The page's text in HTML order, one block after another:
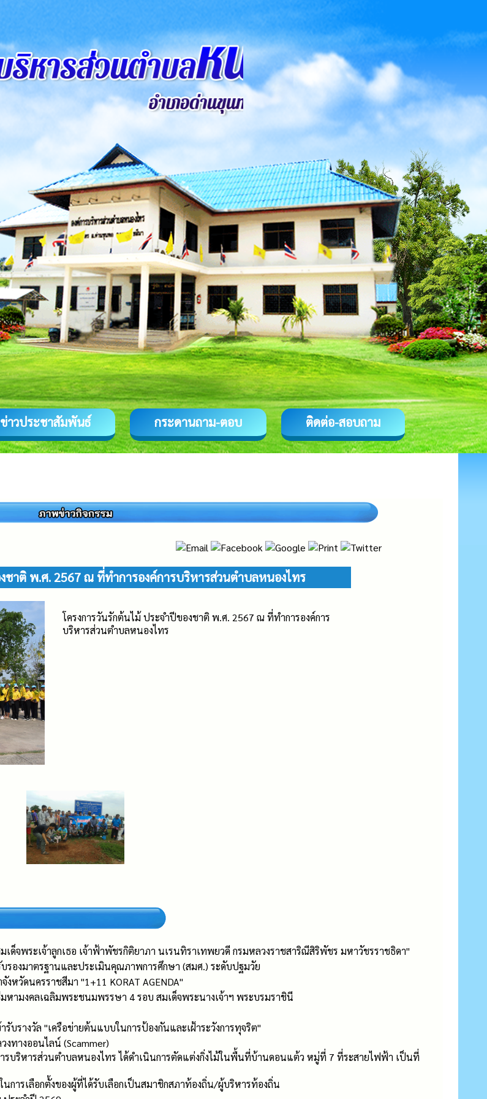
ข่าวประชาสัมพันธ์ กระดานถาม-ตอบ ติดต่อ-สอบถาม
ชาติ พ.ศ. 2567 ณ ที่ทำการองค์การบริหารส่วนตำบลหนองไทร
โครงการวันรักต้นไม้ ประจำปีของชาติ พ.ศ. 2567 ณ ที่ทำการองค์การ
บริหารส่วนตำบลหนองไทร
ด็จพระเจ้าลูกเธอ เจ้าฟ้าพัชรกิติยาภา นเรนทิราเทพยวดี กรมหลวงราชสาริณีสิริพัชร มหาวัชรราชธิดา"
รองมาตรฐานและประเมินคุณภาพการศึกษา (สมศ.) ระดับปฐมวัย
หวัดนครราชสีมา "1+11 KORAT AGENDA"
หามงคลเฉลิมพระชนมพรรษา 4 รอบ สมเด็จพระนางเจ้าฯ พระบรมราชินี
บรางวัล "เครือข่ายต้นแบบในการป้องกันและเฝ้าระวังการทุจริต"
งทางออนไลน์ (Scammer)
รบริหารส่วนตำบลหนองไทร ได้ดำเนินการตัดแต่งกิ่งไม้ในพื้นที่บ้านดอนแต้ว หมู่ที่ 7 ที่ระสายไฟฟ้า เป็นที่
ารเลือกตั้งของผู้ที่ได้รับเลือกเป็นสมาชิกสภาท้องถิ่น/ผู้บริหารท้องถิ่น